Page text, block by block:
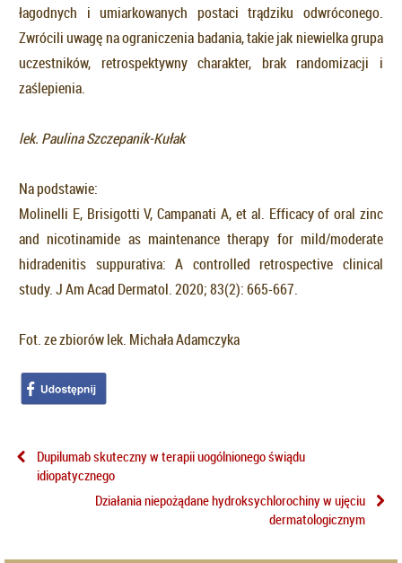
łagodnych i umiarkowanych postaci trądziku odwróconego.
Zwrócili uwagę na ograniczenia badania, takie jak niewielka grupa
uczestników, retrospektywny charakter, brak randomizacji i
zaślepienia.
lek. Paulina Szczepanik-Kułak
Na podstawie:
Molinelli E, Brisigotti V, Campanati A, et al. Efficacy of oral zinc
and nicotinamide as maintenance therapy for mild/moderate
hidradenitis suppurativa: A controlled retrospective clinical
study. J Am Acad Dermatol. 2020; 83(2): 665-667.
Fot. ze zbiorów lek. Michała Adamczyka
Dupilumab skuteczny w terapii uogólnionego świądu
idiopatycznego
Działania niepożądane hydroksychlorochiny w ujęciu
dermatologicznym